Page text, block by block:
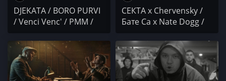
DJEKATA / BORO PURVI
/ Venci Venc' / PMM /
GASHE / DosTress &
DEAD BALANCE
СЕКТА x Chervensky /
Бате Са x Nate Dogg /
Човек / BELEGA / Боро
Първи